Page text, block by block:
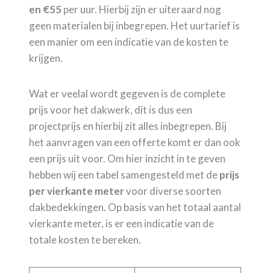
en €55 per uur. Hierbij zijn er uiteraard nog
geen materialen bij inbegrepen. Het uurtarief is
een manier om een indicatie van de kosten te
krijgen.
Wat er veelal wordt gegeven is de complete
prijs voor het dakwerk, dit is dus een
projectprijs en hierbij zit alles inbegrepen. Bij
het aanvragen van een offerte komt er dan ook
een prijs uit voor. Om hier inzicht in te geven
hebben wij een tabel samengesteld met deprijs
per vierkante metervoor diverse soorten
dakbedekkingen. Op basis van het totaal aantal
vierkante meter, is er een indicatie van de
totale kosten te bereken.